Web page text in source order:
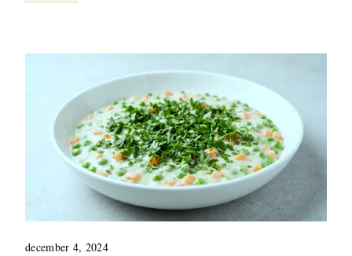
december 4, 2024